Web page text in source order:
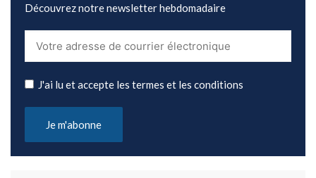
Découvrez notre newsletter hebdomadaire
J'ai lu et accepte les termes et les conditions